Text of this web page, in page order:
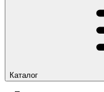
Каталог